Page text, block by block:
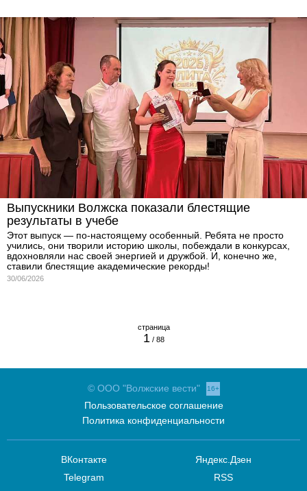
Выпускники Волжска показали блестящие
результаты в учебе
Этот выпуск — по-настоящему особенный. Ребята не просто
учились, они творили историю школы, побеждали в конкурсах,
вдохновляли нас своей энергией и дружбой. И, конечно же,
ставили блестящие академические рекорды!
30/06/2026
1 / 88
© ООО "Волжские вести" 16+
Пользовательское соглашение
Политика конфиденциальности
ВКонтакте
Telegram
Яндекс.Дзен
RSS